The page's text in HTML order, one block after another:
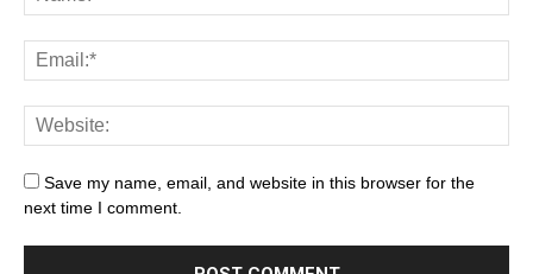
Save my name, email, and website in this browser for the
next time I comment.